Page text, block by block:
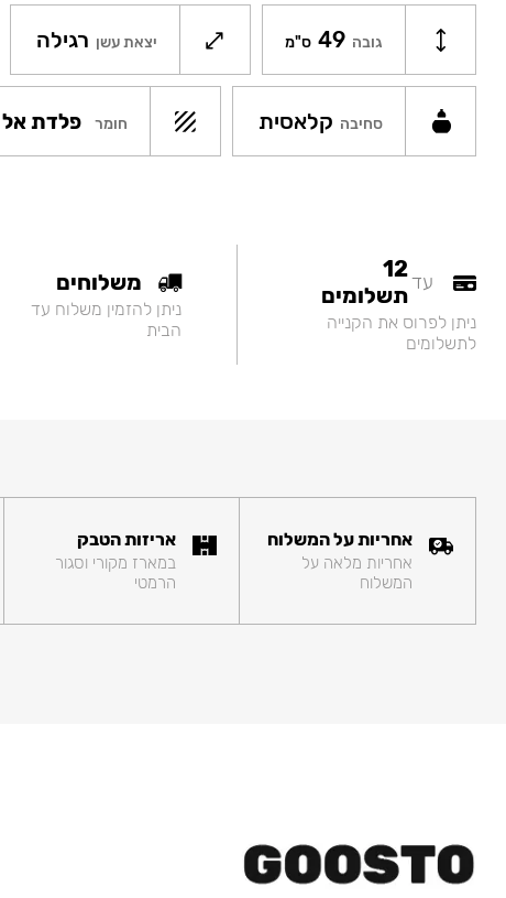
גובה 49 ס"מ יצאת עשן רגילה
סחיבה קלאסית חומר פלדת
עד12
תשלומים
ניתן לפרוס את הקנייה
לתשלומים
משלוחים
ניתן להזמין משלוח עד
הבית
אחריות על המשלוח
אחריות מלאה על
המשלוח
אריזות הטבק
במארז מקורי וסגור
הרמטי